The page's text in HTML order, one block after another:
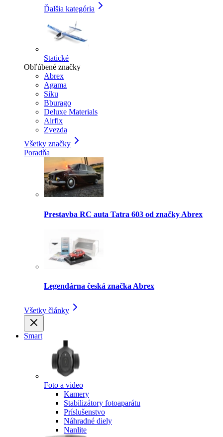
Ďalšia kategória
Statické
Obľúbené značky
Abrex
Agama
Siku
Bburago
Deluxe Materials
Airfix
Zvezda
Všetky značky
Poradňa
Prestavba RC auta Tatra 603 od značky Abrex
Legendárna česká značka Abrex
Všetky články
Smart
Foto a video
Kamery
Stabilizátory fotoaparátu
Príslušenstvo
Náhradné diely
Nanlite